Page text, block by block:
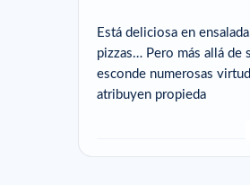
Está deliciosa en
pizzas… Pero más allá de
esconde numerosas
atribuyen propieda